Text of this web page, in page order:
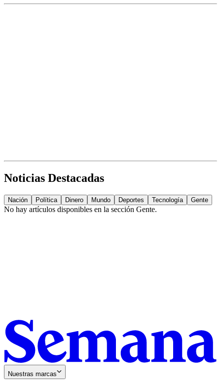
Noticias Destacadas
Nación Política Dinero Mundo Deportes Tecnología Gente
No hay artículos disponibles en la sección Gente.
Nuestras marcas